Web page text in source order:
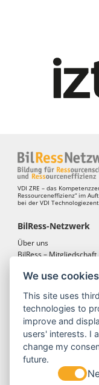
We use
This site uses
technologies to
improve and
users' interests. I
change my
future.
VDI ZRE – das
Ressourceneffizienz“ im
bei der VDI
BilRess-Netzwerk
Über uns
BilRess – Mitgliedschaft
BilRess Module
Jugend forscht
Reallabor
Lernspiele
Außerschulische
Ressourcenbildung
Berufliche Bildung